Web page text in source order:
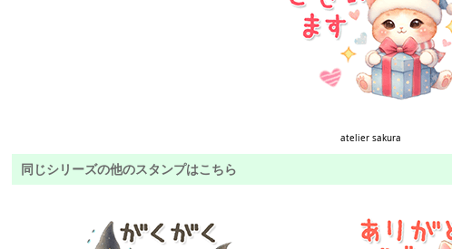
atelier sakura
同じシリーズの他のスタンプはこちら